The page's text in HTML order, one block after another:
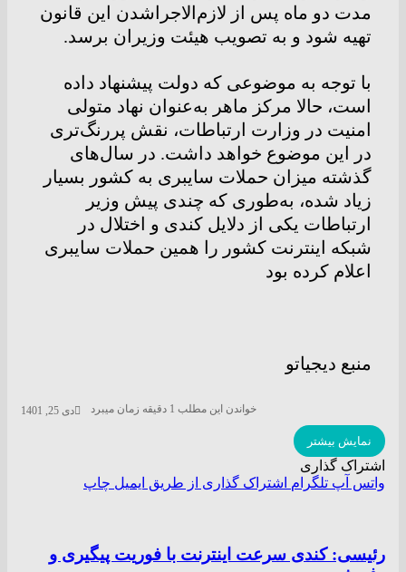
مدت دو ماه پس از لازم‌الاجرا‌شدن این قانون
تهیه شود و به تصویب هیئت وزیران برسد.
با توجه به موضوعی که دولت پیشنهاد داده
است، حالا مرکز ماهر به‌عنوان نهاد متولی
امنیت در وزارت ارتباطات، نقش پررنگ‌تری
در این موضوع خواهد داشت. در سال‌های
گذشته میزان حملات سایبری به کشور بسیار
زیاد شده، به‌طوری که چندی پیش وزیر
ارتباطات یکی از دلایل کندی و اختلال در
شبکه اینترنت کشور را همین حملات سایبری
اعلام کرده بود
منبع دیجیاتو
دی 25, 1401 خواندن این مطلب 1 دقیقه زمان میبرد
نمایش بیشتر
اشتراک گذاری
واتس آپ تلگرام اشتراک گذاری از طریق ایمیل چاپ
رئیسی: کندی سرعت اینترنت با فوریت پیگیری و